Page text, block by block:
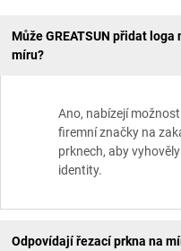
Může GREATSUN přidat loga
míru?
Ano, nabízejí
firemní značky na
prknech, aby
identity.
Odpovídají řezací prkna na